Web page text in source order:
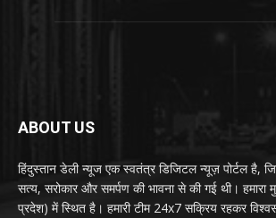
ABOUT US
हिंदुस्तान डेली न्यूज एक स्वतंत्र डिजिटल न्यूज़ पोर्टल है,
सत्य, सरोकार और समर्पण की भावना से की गई थी। हमारा
प्रदेश) में स्थित है। हमारी टीम 24x7 सक्रिय रहकर